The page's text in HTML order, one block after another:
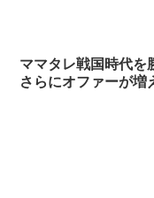
ママタレ戦国時代を
さらにオファーが増